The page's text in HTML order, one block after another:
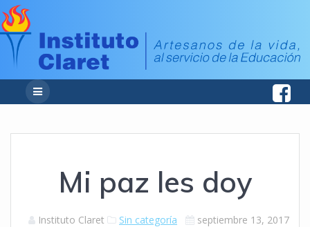
Mi paz les doy
Instituto Claret Sin categoría septiembre 13, 2017